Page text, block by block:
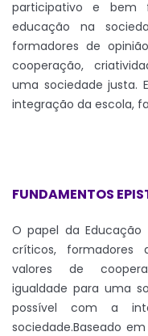
participativo e bem
educação na
formadores de
cooperação,
uma sociedade justa.
integração da escola,
FUNDAMENTOS
O papel da
críticos,
valores de
igualdade para uma
possível com a
sociedade.Baseado